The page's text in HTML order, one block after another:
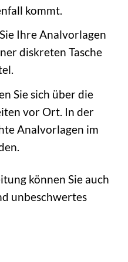
kommt.
Ihre Analvorlagen
diskreten Tasche
Sie sich über die
vor Ort. In der
Analvorlagen im
können Sie auch
unbeschwertes